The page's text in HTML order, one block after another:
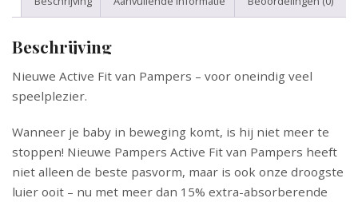
Beschrijving
Nieuwe Active Fit van Pampers – voor oneindig veel
speelplezier.
Wanneer je baby in beweging komt, is hij niet meer te
stoppen! Nieuwe Pampers Active Fit van Pampers heeft
niet alleen de beste pasvorm, maar is ook onze droogste
luier ooit – nu met meer dan 15% extra-absorberende